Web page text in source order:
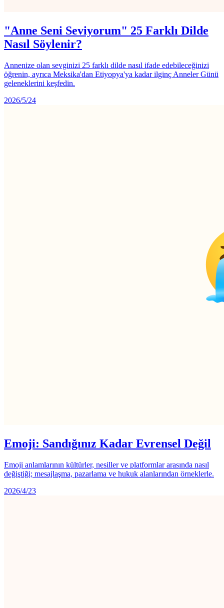
"Anne Seni Seviyorum" 25 Farklı Dilde
Nasıl Söylenir?
Annenize olan sevginizi 25 farklı dilde nasıl ifade edebileceğinizi
öğrenin, ayrıca Meksika'dan Etiyopya'ya kadar ilginç Anneler Günü
geleneklerini keşfedin.
2026/5/24
Emoji: Sandığınız Kadar Evrensel Değil
Emoji anlamlarının kültürler, nesiller ve platformlar arasında nasıl
değiştiği; mesajlaşma, pazarlama ve hukuk alanlarından örneklerle.
2026/4/23